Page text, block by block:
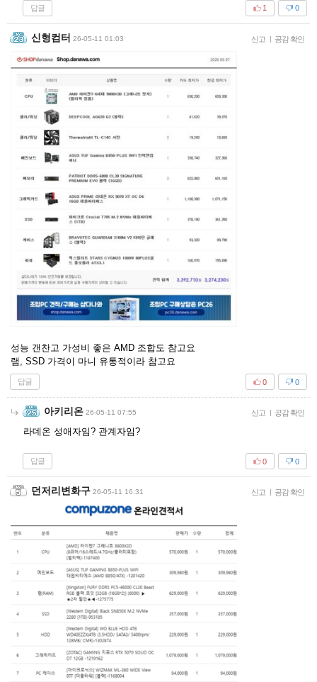
답글 0
1
신형컴터 26-05-11 01:03 신고 | 공감 확인
성능 갠찬고 가성비 좋은 AMD 조합도 참고요
램, SSD 가격이 마니 유통적이라 참고요
답글 0
0
아키리온 26-05-11 07:55 신고 | 공감 확인
라데온 성애자임? 관계자임?
답글 0
0
던저리변화구 26-05-11 16:31 신고 | 공감 확인